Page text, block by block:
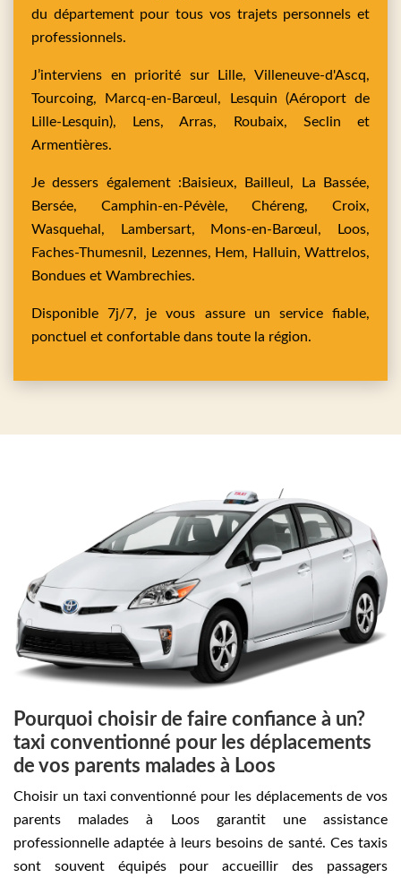
du département pour tous vos trajets personnels et
professionnels.
J’interviens en priorité surLille,Villeneuve-d'Ascq,
Tourcoing,
Marcq-en-Barœul, Lesquin (Aéroport de
Lille-Lesquin), Lens,Arras, Roubaix, Seclin et
Armentières.
Je dessers également : Baisieux, Bailleul,
La Bassée,
Bersée, Camphin-en-Pévèle,Chéreng,Croix,
Wasquehal,
Lambersart, Mons-en-Barœul,
Loos,
Faches-Thumesnil, Lezennes, Hem, Halluin, Wattrelos,
Bondues et Wambrechies.
Disponible 7j/7, je vous assure un service fiable,
ponctuel et confortable dans toute la région.
Pourquoi choisir de faire confiance à un?
taxi conventionné pour les déplacements
de vos parents malades à Loos
Choisir un taxi conventionné pour les déplacements de vos
parents malades à Loos garantit une assistance
professionnelle adaptée à leurs besoins de santé. Ces taxis
sont souvent équipés pour accueillir des passagers